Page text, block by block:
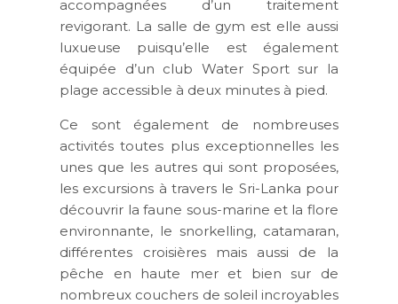
accompagnées d’un traitement
revigorant. La salle de gym est elle aussi
luxueuse puisqu’elle est également
équipée d’un club Water Sport sur la
plage accessible à deux minutes à pied.
Ce sont également de nombreuses
activités toutes plus exceptionnelles les
unes que les autres qui sont proposées,
les excursions à travers le Sri-Lanka pour
découvrir la faune sous-marine et la flore
environnante, le snorkelling, catamaran,
différentes croisières mais aussi de la
pêche en haute mer et bien sur de
nombreux couchers de soleil incroyables